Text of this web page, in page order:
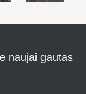
naujai gautas